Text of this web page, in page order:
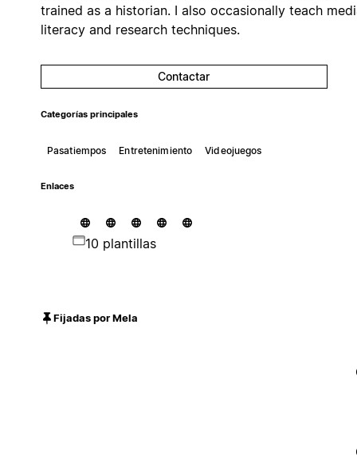
trained as a historian. I also occasionally teach
literacy and research techniques.
Contactar
Categorías principales
Pasatiempos Entretenimiento Videojuegos
Enlaces
10 plantillas
Fijadas por Mela